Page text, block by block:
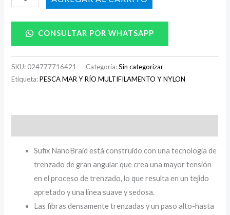
CONSULTAR POR WHATSAPP
SKU: 024777716421 Categoría:Sin categorizar
Etiqueta:PESCA MAR Y RÍO MULTIFILAMENTO Y NYLON
Sufix NanoBraid está construido con una tecnología de
trenzado de gran angular que crea una mayor tensión
en el proceso de trenzado, lo que resulta en un tejido
apretado y una línea suave y sedosa.
Las fibras densamente trenzadas y un paso alto-hasta